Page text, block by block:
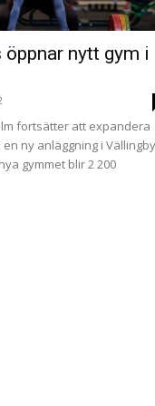
nytt gym i
fortsätter att expandera
ny anläggning i Vällingby
gymmet blir 2 200